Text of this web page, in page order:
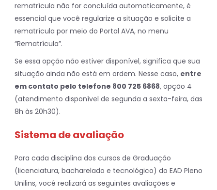
rematrícula não for concluída automaticamente, é
essencial que você regularize a situação e solicite a
rematrícula por meio do Portal AVA, no menu
“Rematrícula”.
Se essa opção não estiver disponível, significa que sua
situação ainda não está em ordem. Nesse caso, entre
em contato pelo telefone 800 725 6868, opção 4
(atendimento disponível de segunda a sexta-feira, das
8h às 20h30).
Sistema de avaliação
Para cada disciplina dos cursos de Graduação
(licenciatura, bacharelado e tecnológico) do EAD Pleno
Unilins, você realizará as seguintes avaliações e